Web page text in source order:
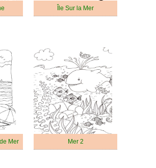
Île Sur la Mer
Mer Mer 2